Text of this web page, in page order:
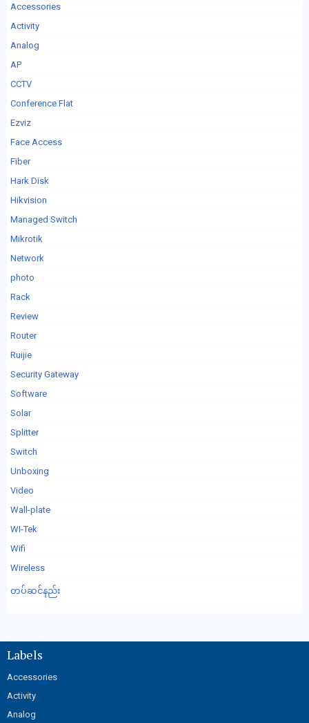
Accessories
Activity
Analog
AP
CCTV
Conference Flat
Ezviz
Face Access
Fiber
Hark Disk
Hikvision
Managed Switch
Mikrotik
Network
photo
Rack
Review
Router
Ruijie
Security Gateway
Software
Solar
Splitter
Switch
Unboxing
Video
Wall-plate
WI-Tek
Wifi
Wireless
တပ်ဆင်နည်း
Labels
Accessories
Activity
Analog